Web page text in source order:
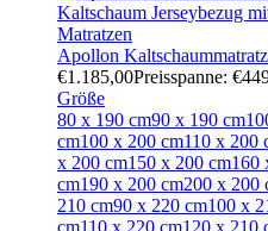
Kaltschaum Jerseybezug
Matratzen
Apollon
€1.185,00Preisspanne:
Größe
80 x 190 cm90 x 190 cm
cm100 x 200 cm110 x 200
x 200 cm150 x 200 cm160
cm190 x 200 cm200 x 200
210 cm90 x 220 cm100 x
cm110 x 220 cm120 x 210